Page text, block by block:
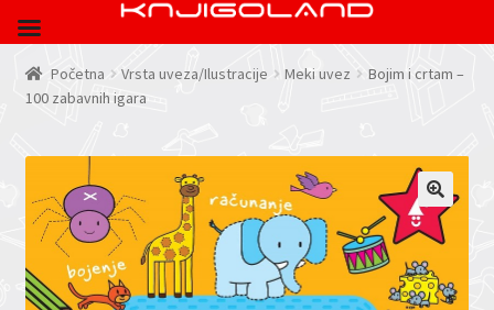
Početna Vrsta uveza/Ilustracije Meki uvez
Bojim i crtam –
100 zabavnih igara